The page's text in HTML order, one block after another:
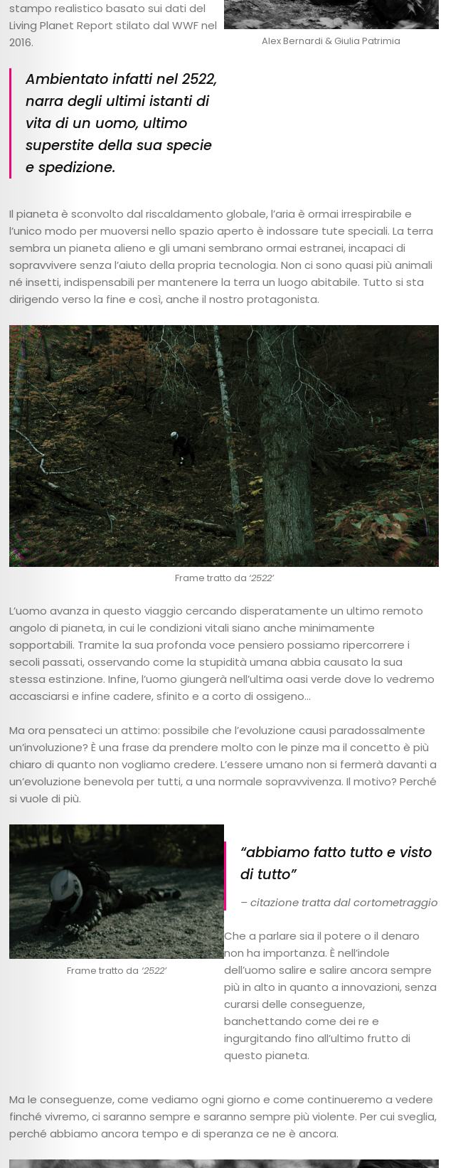
Cinema
Fashion
Lifestyle
Music
Columns
About
Us
Contact
Us
Get
Scouted
stampo realistico basato sui dati del
Living Planet Report stilato dal WWF nel
2016.
Ambientato infatti nel 2522,
narra degli ultimi istanti di
vita di un uomo, ultimo
superstite della sua specie
e spedizione.
Alex Bernardi & Giulia Patrimia
Il pianeta è sconvolto dal riscaldamento globale, l’aria è ormai irrespirabile e
l’unico modo per muoversi nello spazio aperto è indossare tute speciali. La terra
sembra un pianeta alieno e gli umani sembrano ormai estranei, incapaci di
sopravvivere senza l’aiuto della propria tecnologia. Non ci sono quasi più animali
né insetti, indispensabili per mantenere la terra un luogo abitabile. Tutto si sta
dirigendo verso la fine e così, anche il nostro protagonista.
Frame tratto da ‘2522’
L’uomo avanza in questo viaggio cercando disperatamente un ultimo remoto
angolo di pianeta, in cui le condizioni vitali siano anche minimamente
sopportabili. Tramite la sua profonda voce pensiero possiamo ripercorrere i
secoli passati, osservando come la stupidità umana abbia causato la sua
stessa estinzione. Infine, l’uomo giungerà nell’ultima oasi verde dove lo vedremo
accasciarsi e infine cadere, sfinito e a corto di ossigeno…
Ma ora pensateci un attimo: possibile che l’evoluzione causi paradossalmente
un’involuzione? È una frase da prendere molto con le pinze ma il concetto è più
chiaro di quanto non vogliamo credere. L’essere umano non si fermerà davanti a
un’evoluzione benevola per tutti, a una normale sopravvivenza. Il motivo? Perché
si vuole di più.
Frame tratto da ‘2522’
“abbiamo fatto tutto e visto
di tutto”
– citazione tratta dal cortometraggio
Che a parlare sia il potere o il denaro
non ha importanza. È nell’indole
dell’uomo salire e salire ancora sempre
più in alto in quanto a innovazioni, senza
curarsi delle conseguenze,
banchettando come dei re e
ingurgitando fino all’ultimo frutto di
questo pianeta.
Ma le conseguenze, come vediamo ogni giorno e come continueremo a vedere
finché vivremo, ci saranno sempre e saranno sempre più violente. Per cui sveglia,
perché abbiamo ancora tempo e di speranza ce ne è ancora.